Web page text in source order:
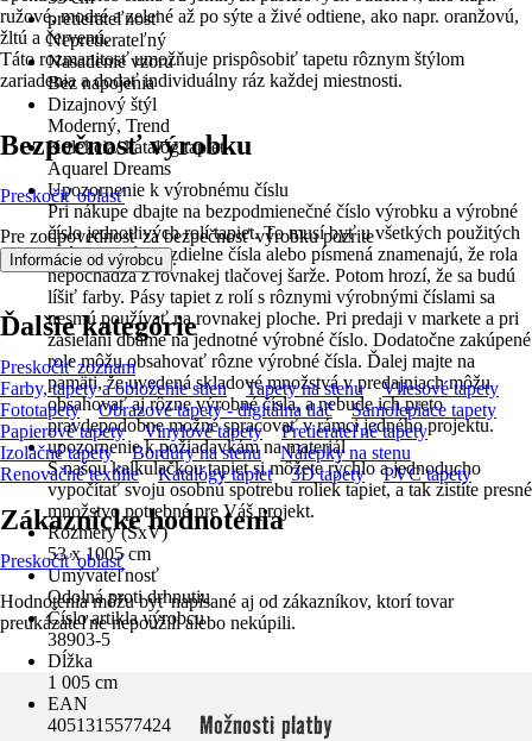
pretierateľnosť
Nepretierateľný
Nasadenie vzoru
Bez napojenia
Dizajnový štýl
Moderný, Trend
Kolekcia/ katalóg tapiet
Aquarel Dreams
Upozornenie k výrobnému číslu
Pri nákupe dbajte na bezpodmienečné číslo výrobku a výrobné
číslo jednotlivých rolí tapiet. To musí byť u všetkých použitých
rolí rovnaké. Rozdielne čísla alebo písmená znamenajú, že rola
nepochádza z rovnakej tlačovej šarže. Potom hrozí, že sa budú
líšiť farby. Pásy tapiet z rolí s rôznymi výrobnými číslami sa
nesmú používať na rovnakej ploche. Pri predaji v markete a pri
zasielaní dbáme na jednotné výrobné číslo. Dodatočne zakúpené
role môžu obsahovať rôzne výrobné čísla. Ďalej majte na
pamäti, že uvedená skladové množstvá v predajniach môžu
obsahovať aj rôzne výrobné čísla, a nebude ich preto
pravdepodobne možné spracovať v rámci jedného projektu.
upozornenie k požiadavkám na materiál
S našou kalkulačkou tapiet si môžete rýchlo a jednoducho
vypočítať svoju osobnú spotrebu roliek tapiet, a tak zistíte presné
množstvo potrebné pre Váš projekt.
Rozmery (ŠxV)
53 x 1005 cm
Umývateľnosť
Odolná proti drhnutiu
Číslo artikla výrobcu
38903-5
Dĺžka
1 005 cm
EAN
4051315577424
ružové, modré a zelené až po sýte a živé odtiene, ako napr. oranžovú,
žltú a červenú.
Táto rozmanitosť umožňuje prispôsobiť tapetu rôznym štýlom
zariadenia a dodať individuálny ráz každej miestnosti.
Bezpečnosť výrobku
Preskočiť oblasť
Pre zodpovednosť za bezpečnosť výrobku pozrite
Informácie od výrobcu .
Ďalšie kategórie
Preskočiť zoznam
Farby, tapety a obloženie stien
Tapety na stenu
Vliesové tapety
Fototapety
Obrazové tapety - digitálna tlač
Samolepiace tapety
Papierové tapety
Vinylové tapety
Pretierateľné tapety
Izolačné tapety
Bordúry na stenu
Nálepky na stenu
Renovačné textílie
Katalógy tapiet 3D tapety PVC tapety
Zákaznícke hodnotenia
Preskočiť oblasť
Hodnotenia môžu byť napísané aj od zákazníkov, ktorí tovar
preukázateľne nepoužili alebo nekúpili.
Možnosti platby